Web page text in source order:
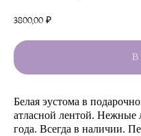
3800,00 ₽
В
Белая эустома в
атласной лентой. Нежные
года. Всегда в наличии.